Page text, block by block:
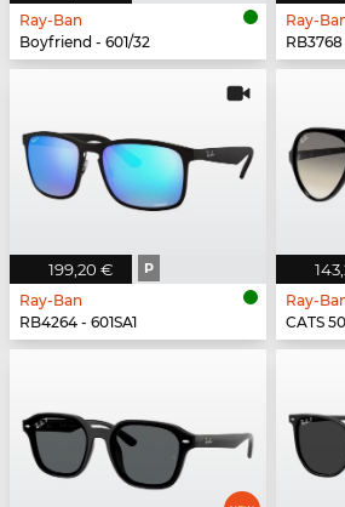
Ray-Ban
Boyfriend - 601/32
Ray-
199,20 € P
Ray-Ban
RB4264 - 601SA1
Ray-
CATS